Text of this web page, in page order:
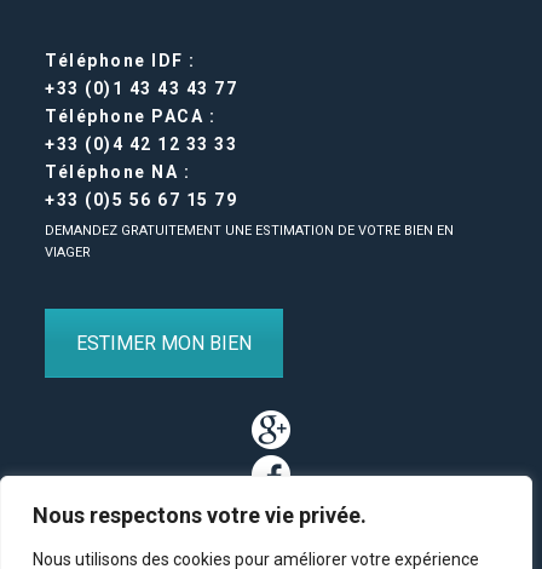
Nous respectons votre vie privée.
Nous utilisons des cookies pour améliorer votre expérience
Téléphone IDF :
+33 (0)1 43 43 43 77
Téléphone PACA :
+33 (0)4 42 12 33 33
Téléphone NA :
+33 (0)5 56 67 15 79
DEMANDEZ GRATUITEMENT UNE ESTIMATION DE VOTRE BIEN EN
VIAGER
ESTIMER MON BIEN